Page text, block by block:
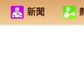
新聞